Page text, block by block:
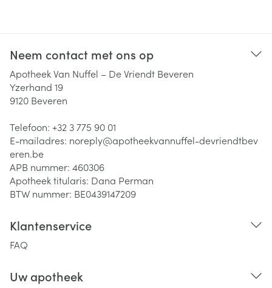
Neem contact met ons op
Apotheek Van Nuffel – De Vriendt Beveren
Yzerhand 19
9120 Beveren
Telefoon: +32 3 775 90 01
E-mailadres: noreply@apotheekvannuffel-devriendtbev
eren.be
APB nummer: 460306
Apotheek titularis: Dana Perman
BTW nummer: BE0439147209
Klantenservice
FAQ
Uw apotheek